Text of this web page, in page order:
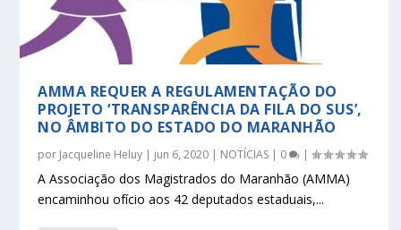
AMMA REQUER A REGULAMENTAÇÃO DO
PROJETO ‘TRANSPARÊNCIA DA FILA DO SUS’,
NO ÂMBITO DO ESTADO DO MARANHÃO
por Jacqueline Heluy | jun 6, 2020 | NOTÍCIAS | 0 |
A Associação dos Magistrados do Maranhão (AMMA)
encaminhou ofício aos 42 deputados estaduais,...